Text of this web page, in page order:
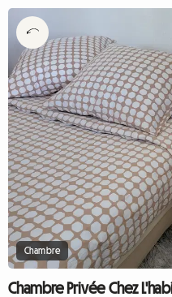
Chambre
Chambre Privée Chez